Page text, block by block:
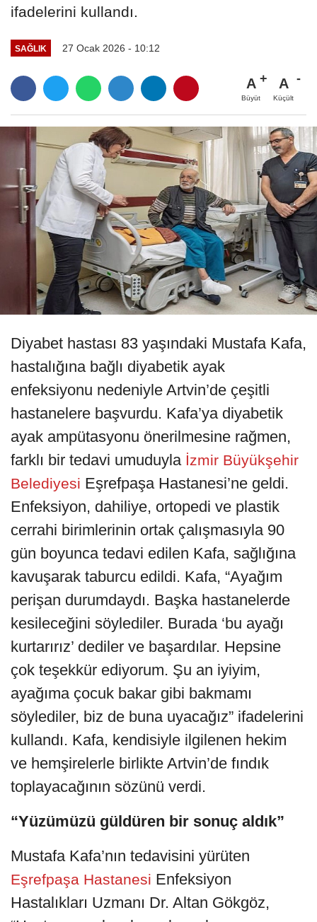
ifadelerini kullandı.
SAĞLIK 27 Ocak 2026 - 10:12
A
Büyüt
A
Küçült
Diyabet hastası 83 yaşındaki Mustafa Kafa,
hastalığına bağlı diyabetik ayak
enfeksiyonu nedeniyle Artvin’de çeşitli
hastanelere başvurdu. Kafa’ya diyabetik
ayak ampütasyonu önerilmesine rağmen,
farklı bir tedavi umuduyla İzmir Büyükşehir
Belediyesi Eşrefpaşa Hastanesi’ne geldi.
Enfeksiyon, dahiliye, ortopedi ve plastik
cerrahi birimlerinin ortak çalışmasıyla 90
gün boyunca tedavi edilen Kafa, sağlığına
kavuşarak taburcu edildi. Kafa, “Ayağım
perişan durumdaydı. Başka hastanelerde
kesileceğini söylediler. Burada ‘bu ayağı
kurtarırız’ dediler ve başardılar. Hepsine
çok teşekkür ediyorum. Şu an iyiyim,
ayağıma çocuk bakar gibi bakmamı
söylediler, biz de buna uyacağız” ifadelerini
kullandı. Kafa, kendisiyle ilgilenen hekim
ve hemşirelerle birlikte Artvin’de fındık
toplayacağının sözünü verdi.
“Yüzümüzü güldüren bir sonuç aldık”
Mustafa Kafa’nın tedavisini yürüten
Eşrefpaşa Hastanesi Enfeksiyon
Hastalıkları Uzmanı Dr. Altan Gökgöz,